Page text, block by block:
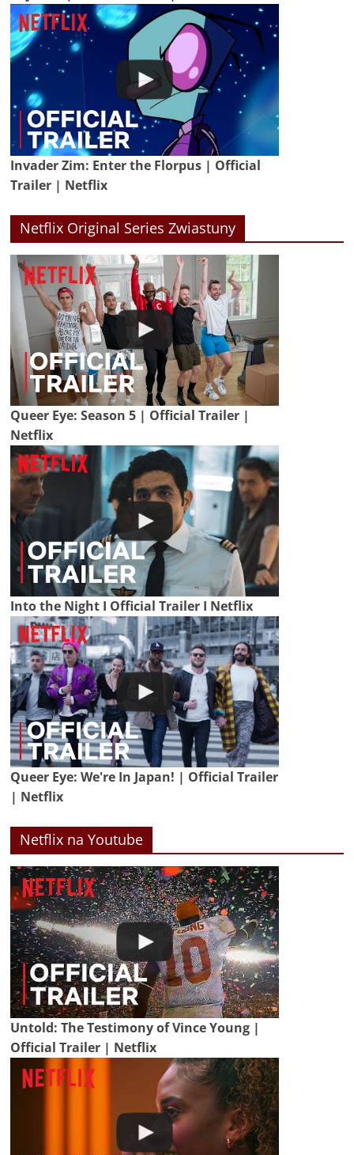
Invader Zim: Enter the Florpus | Official
Trailer | Netflix
Netflix Original Series Zwiastuny
Queer Eye: Season 5 | Official Trailer |
Netflix
Into the Night I Official Trailer I Netflix
Queer Eye: We're In Japan! | Official Trailer
| Netflix
Netflix na Youtube
Untold: The Testimony of Vince Young |
Official Trailer | Netflix